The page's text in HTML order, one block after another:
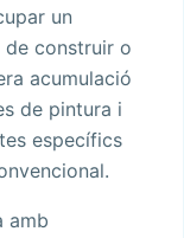
un
construir o
acumulació
de pintura i
específics
amb